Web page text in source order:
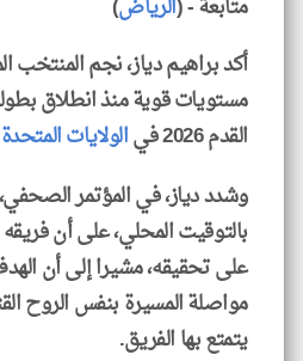
أكد براهيم دياز، نجم المنتخب
مستويات قوية ‌منذ انطلاق
القدم 2026 في
الولايات المتحدة
وشدد دياز، في المؤتمر
بالتوقيت المحلي، على ‌أن فريقه
على تحقيقه، مشيرا إلى أن
مواصلة المسيرة بنفس الروح
يتمتع بها الفريق.